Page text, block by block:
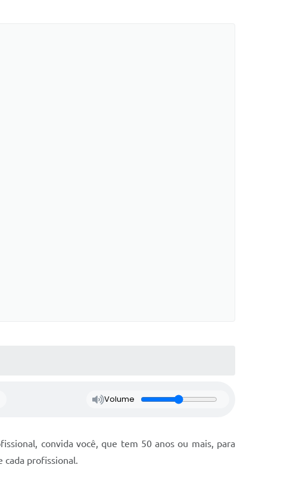
Volume
convida você, que tem 50 anos ou mais, para
cada profissional.